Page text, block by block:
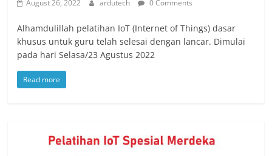
August 26, 2022 ardutech 0 Comments
Alhamdulillah pelatihan IoT (Internet of Things) dasar
khusus untuk guru telah selesai dengan lancar. Dimulai
pada hari Selasa/23 Agustus 2022
Read more